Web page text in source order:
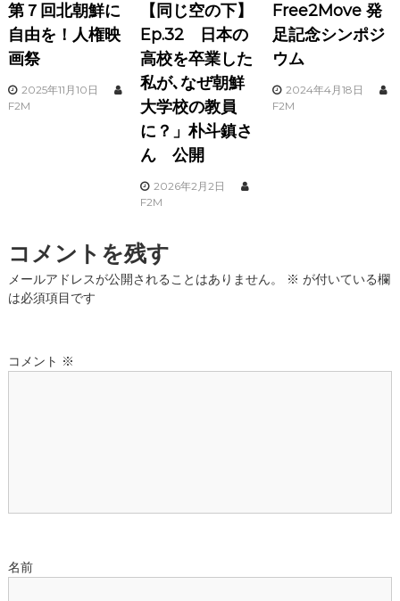
シ
ョ
ン
第７回北朝鮮に
自由を！人権映
画祭
2025年11月10日
F2M
【同じ空の下】
Ep.32 日本の
高校を卒業した
私が､なぜ朝鮮
大学校の教員
に？」朴斗鎮さ
ん 公開
2026年2月2日
F2M
Free2Move 発
足記念シンポジ
ウム
2024年4月18日
F2M
コメントを残す
メールアドレスが公開されることはありません。 ※ が付いている欄
は必須項目です
コメント ※
名前